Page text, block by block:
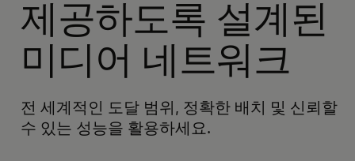
제공하도록 설계된
미디어 네트워크
전 세계적인 도달 범위, 정확한 배치 및 신뢰할
수 있는 성능을 활용하세요.